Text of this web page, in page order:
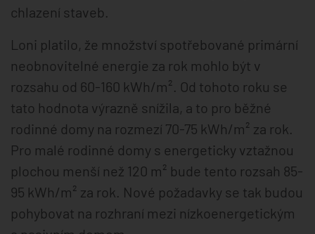
chlazení staveb.
Loni platilo, že množství spotřebované primární
neobnovitelné energie za rok mohlo být v
rozsahu od 60-160 kWh/m². Od tohoto roku se
tato hodnota výrazně snížila, a to pro běžné
rodinné domy na rozmezí 70-75 kWh/m² za rok.
Pro malé rodinné domy s energeticky vztažnou
plochou menší než 120 m² bude tento rozsah 85-
95 kWh/m² za rok. Nové požadavky se tak budou
pohybovat na rozhraní mezi nízkoenergetickým